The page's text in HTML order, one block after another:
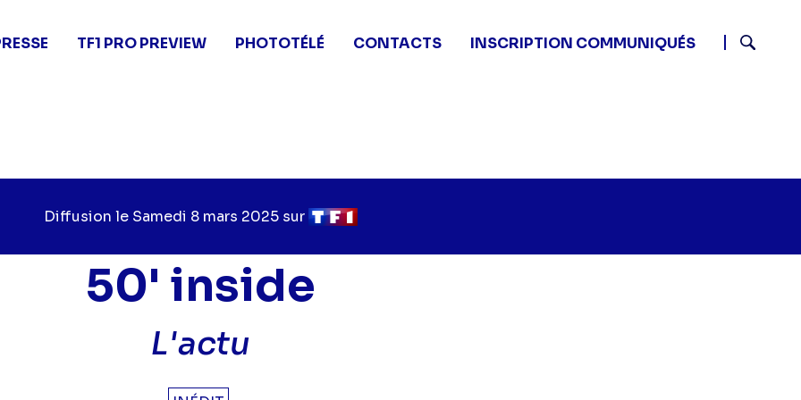
TF1 PRO PREVIEW PHOTOTÉLÉ CONTACTS
INSCRIPTION COMMUNIQUÉS
Diffusion le Jour
diffusion
Samedi 8 mars 2025surChaîne
diffusion
50' inside
L'actu